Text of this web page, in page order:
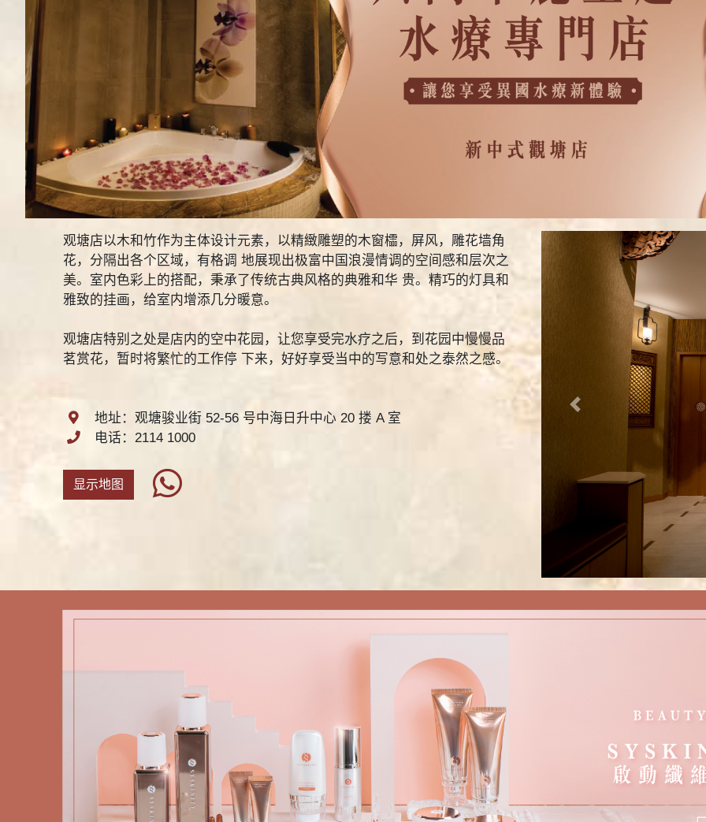
观塘店以木和竹作为主体设计元素，以精緻雕塑的木窗櫺，屏风，雕花墙角
花，分隔出各个区域，有格调 地展现出极富中国浪漫情调的空间感和层次之
美。室内色彩上的搭配，秉承了传统古典风格的典雅和华 贵。精巧的灯具和
雅致的挂画，给室内增添几分暖意。
观塘店特别之处是店内的空中花园，让您享受完水疗之后，到花园中慢慢品
茗赏花，暂时将繁忙的工作停 下来，好好享受当中的写意和处之泰然之感。
地址：观塘骏业街 52-56 号中海日升中心 20 搂 A 室
电话：2114 1000
显示地图
Previous